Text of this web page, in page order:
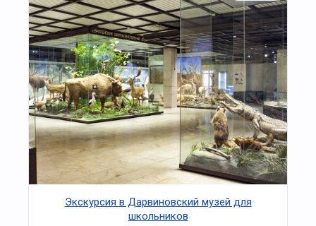
Экскурсия в Дарвиновский музей для
школьников